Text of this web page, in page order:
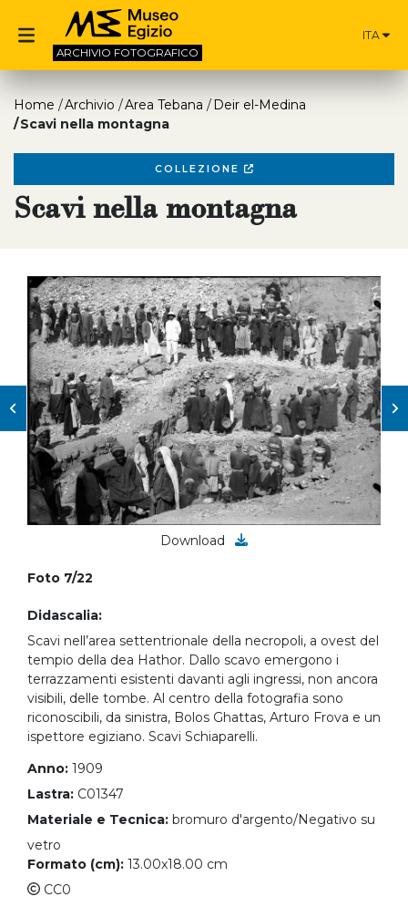
ARCHIVIO FOTOGRAFICO
ITA
Home Archivio Area Tebana
Deir el-Medina
Scavi nella montagna
COLLEZIONE
Scavi nella montagna
Download
Foto 7/22
Didascalia:
Scavi nell’area settentrionale della necropoli, a ovest del
tempio della dea Hathor. Dallo scavo emergono i
terrazzamenti esistenti davanti agli ingressi, non ancora
visibili, delle tombe. Al centro della fotografia sono
riconoscibili, da sinistra, Bolos Ghattas, Arturo Frova e un
ispettore egiziano. Scavi Schiaparelli.
Anno: 1909
Lastra: C01347
Materiale e Tecnica: bromuro d'argento/Negativo su
vetro
Formato (cm): 13.00x18.00 cm
CC0